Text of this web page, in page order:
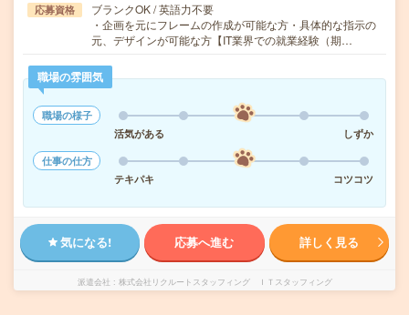
応募資格
ブランクOK / 英語力不要
・企画を元にフレームの作成が可能な方・具体的な指示の
元、デザインが可能な方【IT業界での就業経験（期…
職場の雰囲気
職場の様子
活気がある
しずか
仕事の仕方
テキパキ
コツコツ
気になる! 応募へ進む 詳しく見る
派遣会社 株式会社リクルートスタッフィング ＩＴスタッフィング